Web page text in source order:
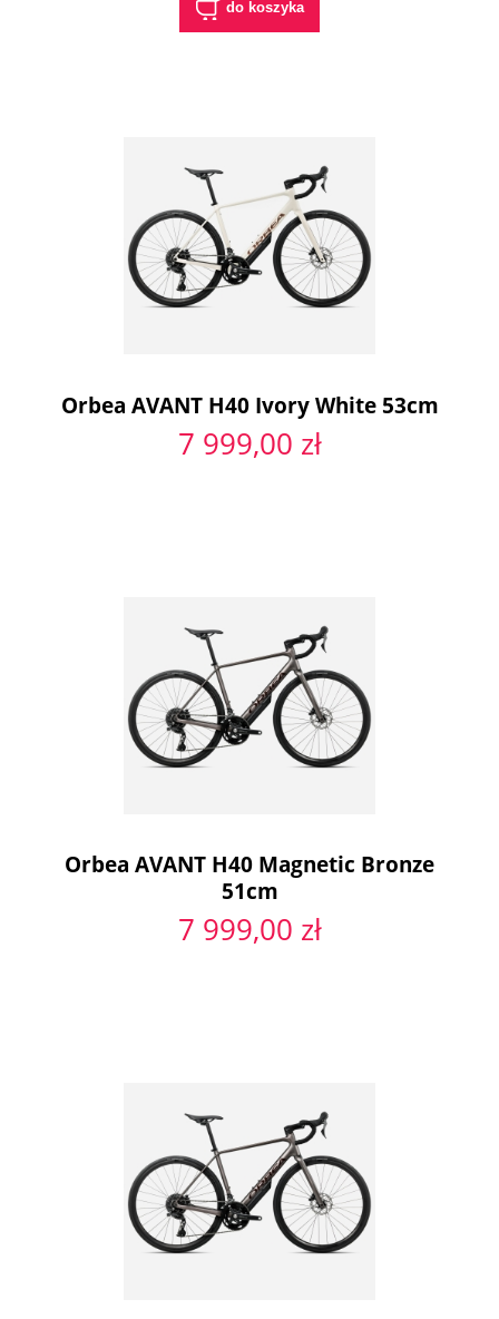
do koszyka
Orbea AVANT H40 Ivory White 53cm
7 999,00 zł
Orbea AVANT H40 Magnetic Bronze
51cm
7 999,00 zł